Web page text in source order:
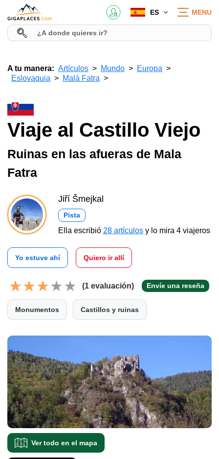
ES MENU
A tu manera: Artículos Mundo
Europa
Eslovaquia
Malá Fatra
Viaje al Castillo Viejo
Ruinas en las afueras de Mala
Fatra
Jiří Šmejkal
Pista
Ella escribió 28 artículos y lo mira 4 viajeros
Yo estuve ahí Quiero ir allí
(1 evaluación) Envíe una reseña
Monumentos Castillos y ruinas
Ver todo en el mapa